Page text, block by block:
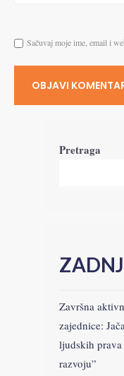
Sačuvaj moje ime, email i
Pretraga
Završna
zajednice:
ljudskih prava
razvoju”